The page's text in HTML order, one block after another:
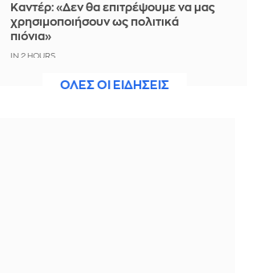
Καντέρ: «Δεν θα επιτρέψουμε να μας
χρησιμοποιήσουν ως πολιτικά
πιόνια»
IN 2 HOURS
Χωρίς ενεργό μέτωπο η πυρκαγιά
ΟΛΕΣ ΟΙ ΕΙΔΗΣΕΙΣ